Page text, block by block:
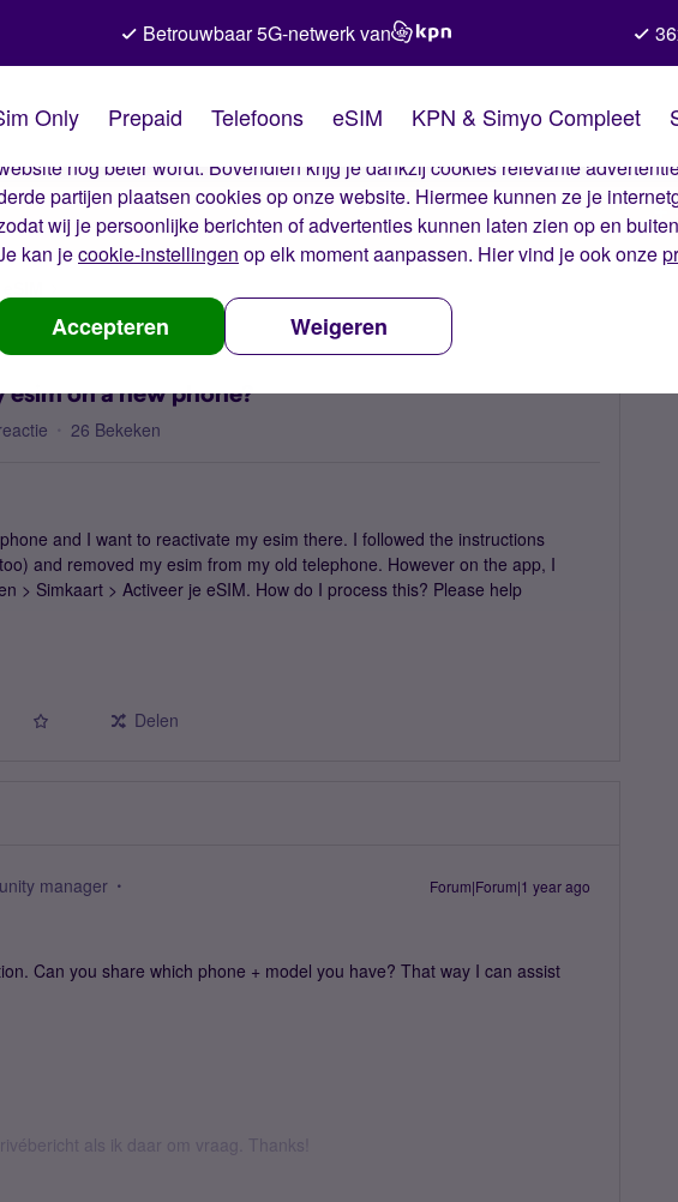
De cookies van Simyo
Wij gebruiken cookies op onze website. Met deze cookies zorgen wij ervoor dat
nog beter wordt. Bovendien krijg je dankzij cookies relevante
partijen plaatsen cookies op onze website. Hiermee kunnen ze je
wij je persoonlijke berichten of advertenties kunnen laten zien op en
kan jecookie-instellingen op elk moment aanpassen. Hier vind je ook onze
Accepteren Weigeren
Betrouwbaar 5G-netwerk van
Only Prepaid Telefoons eSIM KPN & Simyo Compleet
on a new phone?
26 Bekeken
and I want to reactivate my esim there. I followed the instructions
and removed my esim from my old telephone. However on the app, I
> Simkaart > Activeer je eSIM. How do I process this? Please help
Delen
manager Forum|Forum|1 year ago
Can you share which phone + model you have? That way I can assist
als ik daar om vraag. Thanks!